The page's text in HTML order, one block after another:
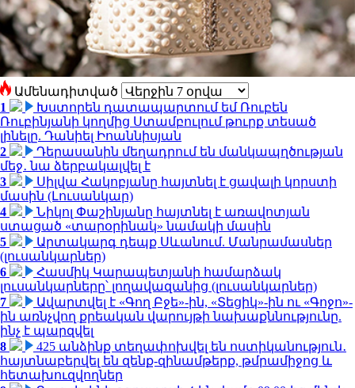
Ամենադիտված
1
Խստորեն դատապարտում եմ Ռուբեն
Ռուբինյանի կողմից Ստամբուլում թուրք տեսած
լինելը. Դանիել Իոաննիսյան
2
Դերասանին մեղադրում են մանկապղծության
մեջ․ նա ձերբակալվել է
3
Սիլվա Հակոբյանը հայտնել է ցավալի կորստի
մասին (Լուսանկար)
4
Նիկոլ Փաշինյանը հայտնել է առավոտյան
ստացած «տարօրինակ» նամակի մասին
5
Արտակարգ դեպք Սևանում. Մանրամասներ
(լուսանկարներ)
6
Հասմիկ Կարապետյանի համարձակ
լուսանկարները՝ լողավազանից (լուսանկարներ)
7
Ավարտվել է «Գող Բջե»-ին, «Տեցիկ»-ին ու «Գոջո»-
ին առնչվող քրեական վարույթի նախաքննությունը.
ինչ է պարզվել
8
425 անձինք տեղափոխվել են ոստիկանություն․
հայտնաբերվել են զենք-զինամթերք, թմրամիջոց և
հետախուզվողներ